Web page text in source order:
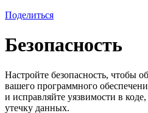
Поделиться
Безопасность
Настройте безопасность, чтобы
вашего программного
и исправляйте уязвимости в
утечку данных.